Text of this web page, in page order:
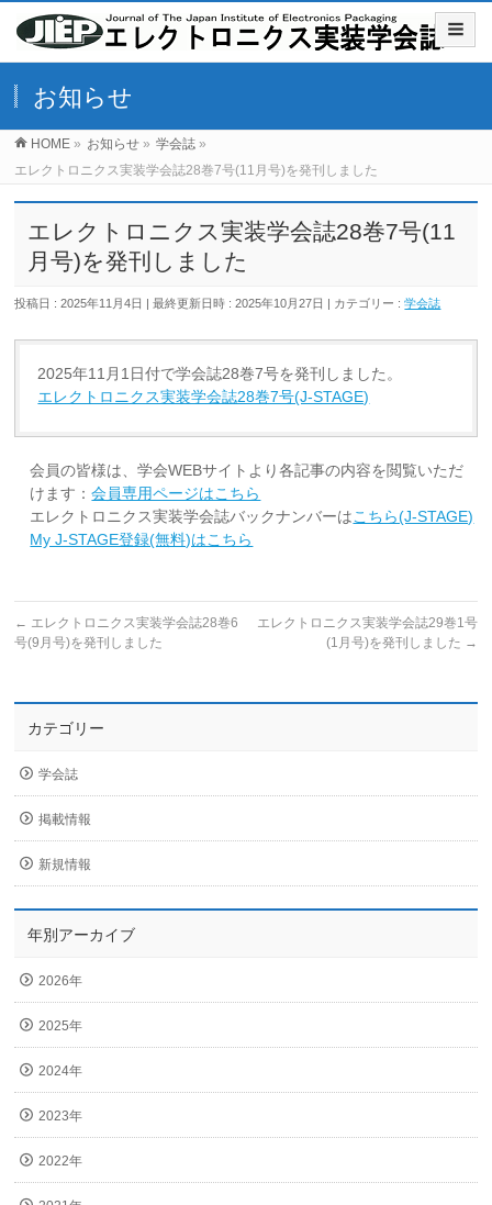
お知らせ
HOME » お知らせ » 学会誌 »
エレクトロニクス実装学会誌28巻7号(11月号)を発刊しました
エレクトロニクス実装学会誌28巻7号(11
月号)を発刊しました
投稿日 : 2025年11月4日 最終更新日時 : 2025年10月27日 カテゴリー :学会誌
2025年11月1日付で学会誌28巻7号を発刊しました。
エレクトロニクス実装学会誌28巻7号(J-STAGE)
会員の皆様は、学会WEBサイトより各記事の内容を閲覧いただ
けます：会員専用ページはこちら
エレクトロニクス実装学会誌バックナンバーはこちら(J-STAGE)
My J-STAGE登録(無料)はこちら
← エレクトロニクス実装学会誌28巻6
号(9月号)を発刊しました
エレクトロニクス実装学会誌29巻1号
(1月号)を発刊しました →
カテゴリー
学会誌
掲載情報
新規情報
年別アーカイブ
2026年
2025年
2024年
2023年
2022年